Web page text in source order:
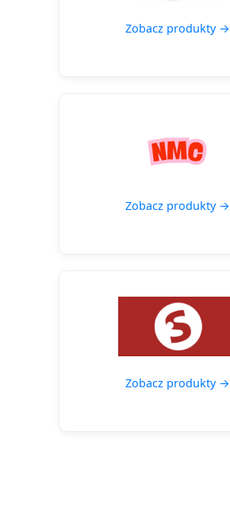
Zobacz produkty →
Zobacz produkty →
Zobacz produkty →